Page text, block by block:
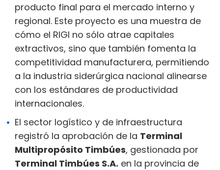
producto final para el mercado interno y
regional. Este proyecto es una muestra de
cómo el RIGI no sólo atrae capitales
extractivos, sino que también fomenta la
competitividad manufacturera, permitiendo
a la industria siderúrgica nacional alinearse
con los estándares de productividad
internacionales.
El sector logístico y de infraestructura
registró la aprobación de la Terminal
Multipropósito Timbúes, gestionada por
Terminal Timbúes S.A. en la provincia de